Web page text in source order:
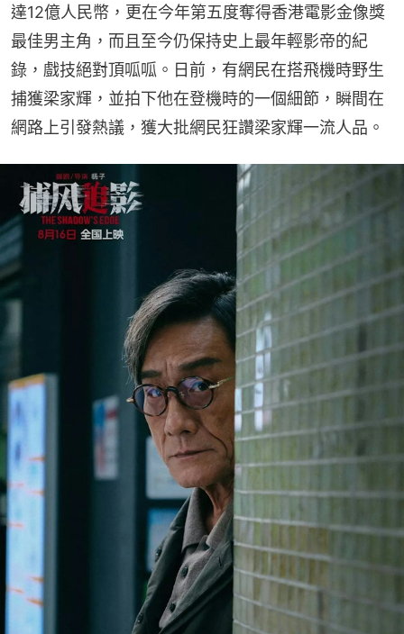
達12億人民幣，更在今年第五度奪得香港電影金像獎
最佳男主角，而且至今仍保持史上最年輕影帝的紀
錄，戲技絕對頂呱呱。日前，有網民在搭飛機時野生
捕獲梁家輝，並拍下他在登機時的一個細節，瞬間在
網路上引發熱議，獲大批網民狂讚梁家輝一流人品。